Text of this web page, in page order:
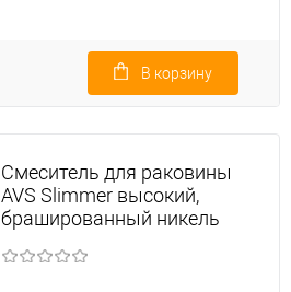
В корзину
Смеситель для раковины
AVS Slimmer высокий,
брашированный никель